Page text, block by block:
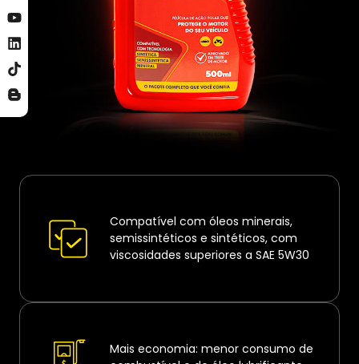
Compatível com óleos minerais,
semissintéticos e sintéticos, com
viscosidades superiores a SAE 5W30
Mais economia: menor consumo de